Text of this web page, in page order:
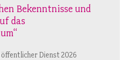
Bekenntnisse und
das
Dienst 2026